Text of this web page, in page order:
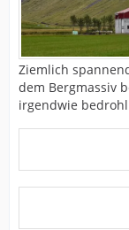
Ziemlich
dem Bergmassiv
irgendwie